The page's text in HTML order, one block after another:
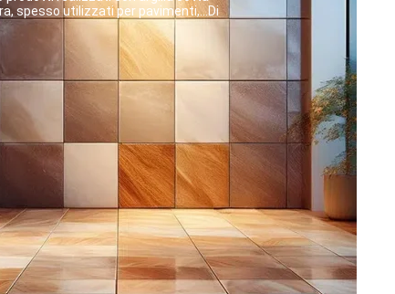
spesso utilizzati per pavimenti,...Di